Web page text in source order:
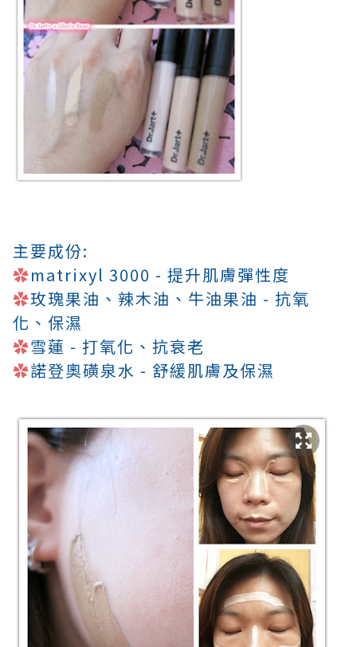
主要成份:
✿matrixyl 3000 - 提升肌膚彈性度
✿玫瑰果油 、辣木油 、牛油果油 - 抗氧
化 、保濕
✿雪蓮 - 打氧化 、抗衰老
✿諾登奧磺泉水 - 舒緩肌膚及保濕